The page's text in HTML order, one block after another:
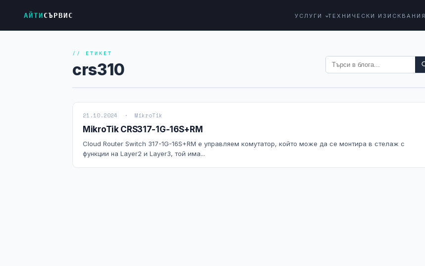
АЙТИСЪРВИС УСЛУГИ ТЕХНИЧЕСКИ ИЗИСКВАНИЯ
// ЕТИКЕТ
crs310
21.10.2024 · MikroTik
MikroTik CRS317-1G-16S+RM
Cloud Router Switch 317-1G-16S+RM е управляем комутатор, който може да се монтира в стелаж с
функции на Layer2 и Layer3, той има...